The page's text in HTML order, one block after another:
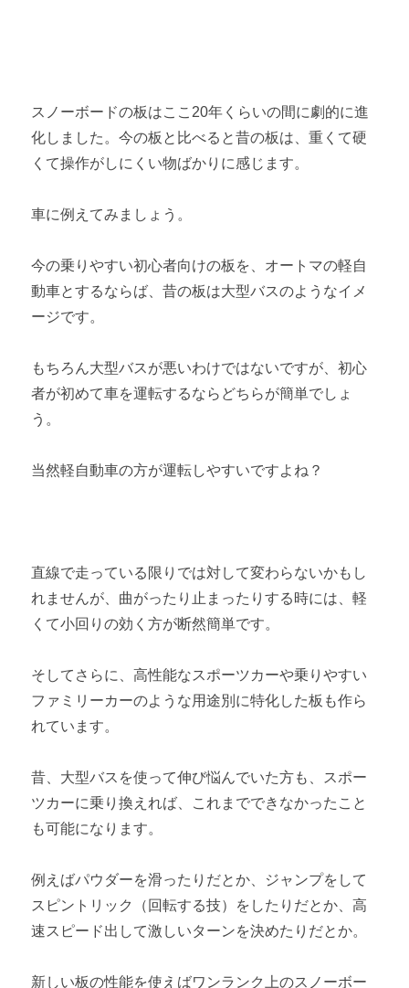
スノーボードの板はここ20年くらいの間に劇的に進
化しました。今の板と比べると昔の板は、重くて硬
くて操作がしにくい物ばかりに感じます。
車に例えてみましょう。
今の乗りやすい初心者向けの板を、オートマの軽自
動車とするならば、昔の板は大型バスのようなイメ
ージです。
もちろん大型バスが悪いわけではないですが、初心
者が初めて車を運転するならどちらが簡単でしょ
う。
当然軽自動車の方が運転しやすいですよね？
直線で走っている限りでは対して変わらないかもし
れませんが、曲がったり止まったりする時には、軽
くて小回りの効く方が断然簡単です。
そしてさらに、高性能なスポーツカーや乗りやすい
ファミリーカーのような用途別に特化した板も作ら
れています。
昔、大型バスを使って伸び悩んでいた方も、スポー
ツカーに乗り換えれば、これまでできなかったこと
も可能になります。
例えばパウダーを滑ったりだとか、ジャンプをして
スピントリック（回転する技）をしたりだとか、高
速スピード出して激しいターンを決めたりだとか。
新しい板の性能を使えばワンランク上のスノーボー